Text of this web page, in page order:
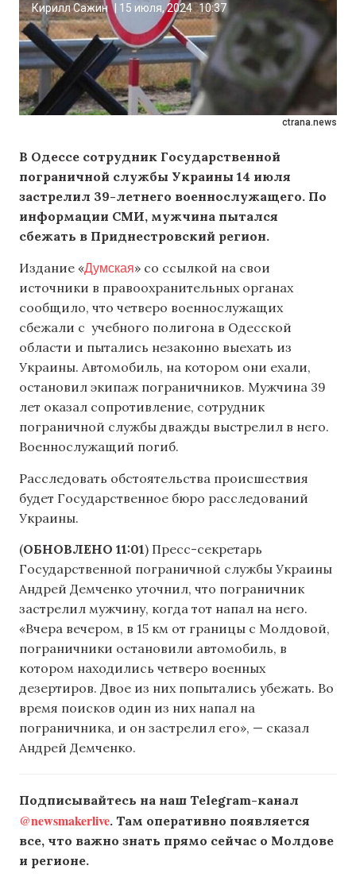
ctrana.news
Кирилл Сажин | 15 июля, 2024 10:37
В Одессе сотрудник Государственной
пограничной службы Украины 14 июля
застрелил 39-летнего военнослужащего. По
информации СМИ, мужчина пытался
сбежать в Приднестровский регион.
Издание «Думская» со ссылкой на свои
источники в правоохранительных органах
сообщило, что четверо военнослужащих
сбежали с учебного полигона в Одесской
области и пытались незаконно выехать из
Украины. Автомобиль, на котором они ехали,
остановил экипаж пограничников. Мужчина 39
лет оказал сопротивление, сотрудник
пограничной службы дважды выстрелил в него.
Военнослужащий погиб.
Расследовать обстоятельства происшествия
будет Государственное бюро расследований
Украины.
(ОБНОВЛЕНО 11:01) Пресс-секретарь
Государственной пограничной службы Украины
Андрей Демченко уточнил, что пограничник
застрелил мужчину, когда тот напал на него.
«Вчера вечером, в 15 км от границы с Молдовой,
пограничники остановили автомобиль, в
котором находились четверо военных
дезертиров. Двое из них попытались убежать. Во
время поисков один из них напал на
пограничника, и он застрелил его», — сказал
Андрей Демченко.
Подписывайтесь на наш Telegram-канал
@newsmakerlive. Там оперативно появляется
все, что важно знать прямо сейчас о Молдове
и регионе.